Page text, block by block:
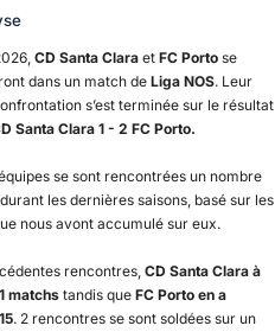
CD Santa Claraet FC Portose
dans un match deLiga NOS. Leur
s’est terminée sur le résultat
Santa Clara 1 - 2 FC Porto.
se sont rencontrées un nombre
les dernières saisons, basé sur les
nous avont accumulé sur eux.
rencontres, CD Santa Clara à
matchstandis que FC Porto en a
. 2 rencontres se sont soldées sur un